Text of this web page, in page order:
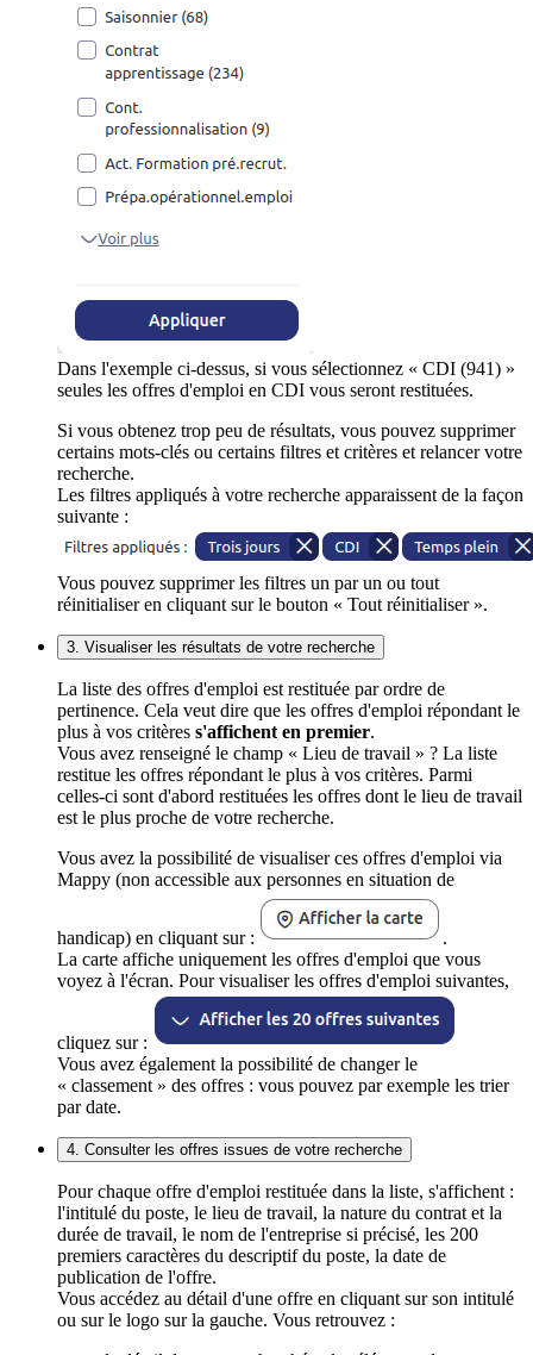
Dans l'exemple ci-dessus, si vous sélectionnez « CDI (941) »
seules les offres d'emploi en CDI vous seront restituées.
Si vous obtenez trop peu de résultats, vous pouvez supprimer
certains mots-clés ou certains filtres et critères et relancer votre
recherche.
Les filtres appliqués à votre recherche apparaissent de la façon
suivante :
Vous pouvez supprimer les filtres un par un ou tout
réinitialiser en cliquant sur le bouton « Tout réinitialiser ».
3. Visualiser les résultats de votre recherche
La liste des offres d'emploi est restituée par ordre de
pertinence. Cela veut dire que les offres d'emploi répondant le
plus à vos critères s'affichent en premier.
Vous avez renseigné le champ « Lieu de travail » ? La liste
restitue les offres répondant le plus à vos critères. Parmi
celles-ci sont d'abord restituées les offres dont le lieu de travail
est le plus proche de votre recherche.
Vous avez la possibilité de visualiser ces offres d'emploi via
Mappy (non accessible aux personnes en situation de
handicap) en cliquant sur :
.
La carte affiche uniquement les offres d'emploi que vous
voyez à l'écran. Pour visualiser les offres d'emploi suivantes,
cliquez sur :
Vous avez également la possibilité de changer le
« classement » des offres : vous pouvez par exemple les trier
par date.
4. Consulter les offres issues de votre recherche
Pour chaque offre d'emploi restituée dans la liste, s'affichent :
l'intitulé du poste, le lieu de travail, la nature du contrat et la
durée de travail, le nom de l'entreprise si précisé, les 200
premiers caractères du descriptif du poste, la date de
publication de l'offre.
Vous accédez au détail d'une offre en cliquant sur son intitulé
ou sur le logo sur la gauche. Vous retrouvez :